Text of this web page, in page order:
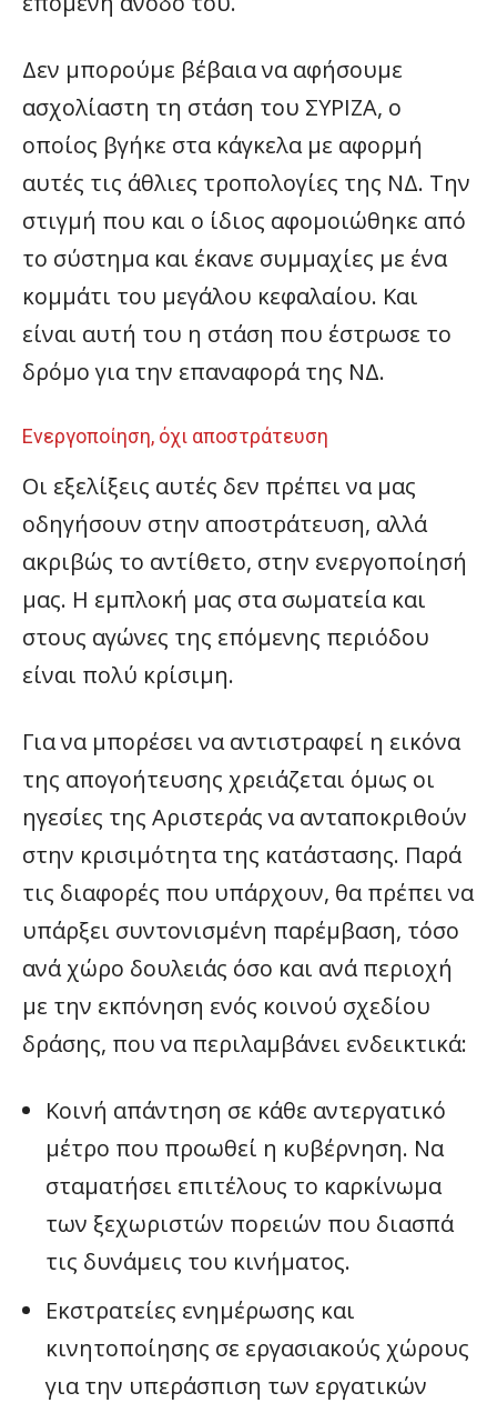
Δεν μπορούμε βέβαια να αφήσουμε
ασχολίαστη τη στάση του ΣΥΡΙΖΑ, ο
οποίος βγήκε στα κάγκελα με αφορμή
αυτές τις άθλιες τροπολογίες της ΝΔ. Την
στιγμή που και ο ίδιος αφομοιώθηκε από
το σύστημα και έκανε συμμαχίες με ένα
κομμάτι του μεγάλου κεφαλαίου. Και
είναι αυτή του η στάση που έστρωσε το
δρόμο για την επαναφορά της ΝΔ.
Ενεργοποίηση, όχι αποστράτευση
Οι εξελίξεις αυτές δεν πρέπει να μας
οδηγήσουν στην αποστράτευση, αλλά
ακριβώς το αντίθετο, στην ενεργοποίησή
μας. Η εμπλοκή μας στα σωματεία και
στους αγώνες της επόμενης περιόδου
είναι πολύ κρίσιμη.
Για να μπορέσει να αντιστραφεί η εικόνα
της απογοήτευσης χρειάζεται όμως οι
ηγεσίες της Αριστεράς να ανταποκριθούν
στην κρισιμότητα της κατάστασης. Παρά
τις διαφορές που υπάρχουν, θα πρέπει να
υπάρξει συντονισμένη παρέμβαση, τόσο
ανά χώρο δουλειάς όσο και ανά περιοχή
με την εκπόνηση ενός κοινού σχεδίου
δράσης, που να περιλαμβάνει ενδεικτικά:
Κοινή απάντηση σε κάθε αντεργατικό
μέτρο που προωθεί η κυβέρνηση. Να
σταματήσει επιτέλους το καρκίνωμα
των ξεχωριστών πορειών που διασπά
τις δυνάμεις του κινήματος.
Εκστρατείες ενημέρωσης και
κινητοποίησης σε εργασιακούς χώρους
για την υπεράσπιση των εργατικών